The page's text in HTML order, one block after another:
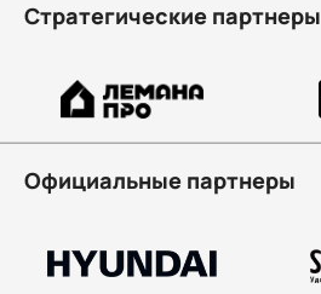
Стратегические партнеры
Официальные партнеры